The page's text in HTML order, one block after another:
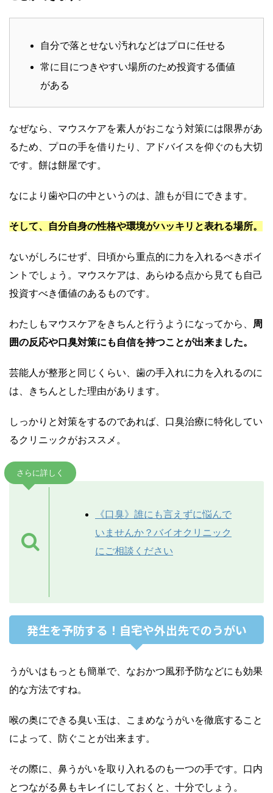
自分で落とせない汚れなどはプロに任せる
常に目につきやすい場所のため投資する価値
がある
なぜなら、マウスケアを素人がおこなう対策には限界があ
るため、プロの手を借りたり、アドバイスを仰ぐのも大切
です。餅は餅屋です。
なにより歯や口の中というのは、誰もが目にできます。
そして、自分自身の性格や環境がハッキリと表れる場所。
ないがしろにせず、日頃から重点的に力を入れるべきポイ
ントでしょう。マウスケアは、あらゆる点から見ても自己
投資すべき価値のあるものです。
わたしもマウスケアをきちんと行うようになってから、
周
囲の反応や口臭対策にも自信を持つことが出来ました。
芸能人が整形と同じくらい、歯の手入れに力を入れるのに
は、きちんとした理由があります。
しっかりと対策をするのであれば、口臭治療に特化してい
るクリニックがおススメ。
さらに詳しく
《口臭》誰にも言えずに悩んで
いませんか？バイオクリニック
にご相談ください
発生を予防する！自宅や外出先でのうがい
うがいはもっとも簡単で、なおかつ風邪予防などにも効果
的な方法ですね。
喉の奥にできる臭い玉は、こまめなうがいを徹底すること
によって、防ぐことが出来ます。
その際に、鼻うがいを取り入れるのも一つの手です。口内
とつながる鼻もキレイにしておくと、十分でしょう。